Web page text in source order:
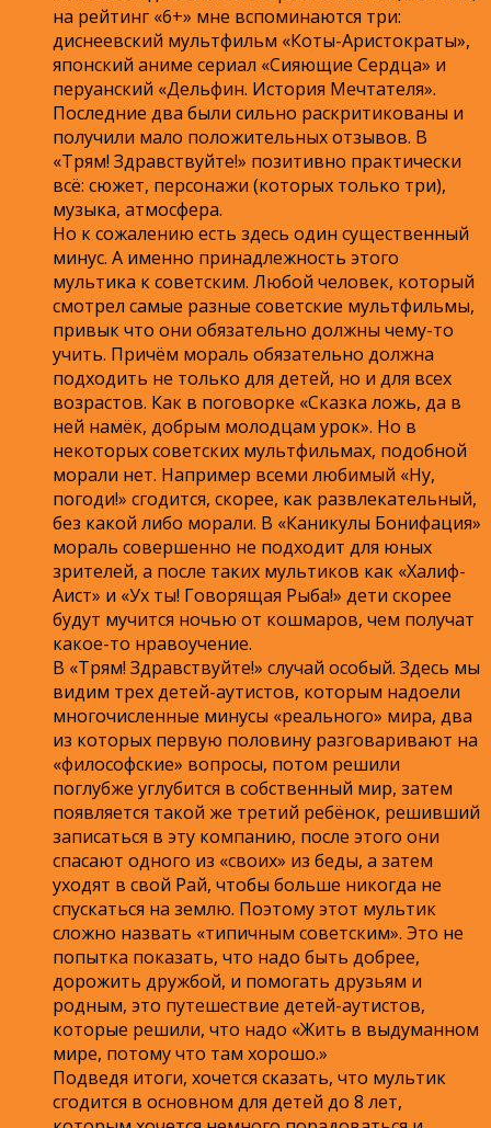
на рейтинг «6+» мне вспоминаются три:
диснеевский мультфильм «Коты-Аристократы»,
японский аниме сериал «Сияющие Сердца» и
перуанский «Дельфин. История Мечтателя».
Последние два были сильно раскритикованы и
получили мало положительных отзывов. В
«Трям! Здравствуйте!» позитивно практически
всё: сюжет, персонажи (которых только три),
музыка, атмосфера.
Но к сожалению есть здесь один существенный
минус. А именно принадлежность этого
мультика к советским. Любой человек, который
смотрел самые разные советские мультфильмы,
привык что они обязательно должны чему-то
учить. Причём мораль обязательно должна
подходить не только для детей, но и для всех
возрастов. Как в поговорке «Сказка ложь, да в
ней намёк, добрым молодцам урок». Но в
некоторых советских мультфильмах, подобной
морали нет. Например всеми любимый «Ну,
погоди!» сгодится, скорее, как развлекательный,
без какой либо морали. В «Каникулы Бонифация»
мораль совершенно не подходит для юных
зрителей, а после таких мультиков как «Халиф-
Аист» и «Ух ты! Говорящая Рыба!» дети скорее
будут мучится ночью от кошмаров, чем получат
какое-то нравоучение.
В «Трям! Здравствуйте!» случай особый. Здесь мы
видим трех детей-аутистов, которым надоели
многочисленные минусы «реального» мира, два
из которых первую половину разговаривают на
«философские» вопросы, потом решили
поглубже углубится в собственный мир, затем
появляется такой же третий ребёнок, решивший
записаться в эту компанию, после этого они
спасают одного из «своих» из беды, а затем
уходят в свой Рай, чтобы больше никогда не
спускаться на землю. Поэтому этот мультик
сложно назвать «типичным советским». Это не
попытка показать, что надо быть добрее,
дорожить дружбой, и помогать друзьям и
родным, это путешествие детей-аутистов,
которые решили, что надо «Жить в выдуманном
мире, потому что там хорошо.»
Подведя итоги, хочется сказать, что мультик
сгодится в основном для детей до 8 лет,